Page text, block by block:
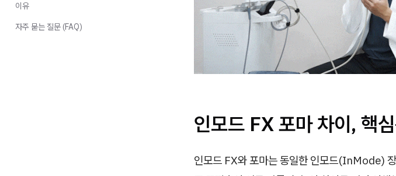
인모드 FX 포마 차이, 핵
인모드 FX와 포마는 동일한 인모드(InMode)
이유
자주 묻는 질문 (FAQ)